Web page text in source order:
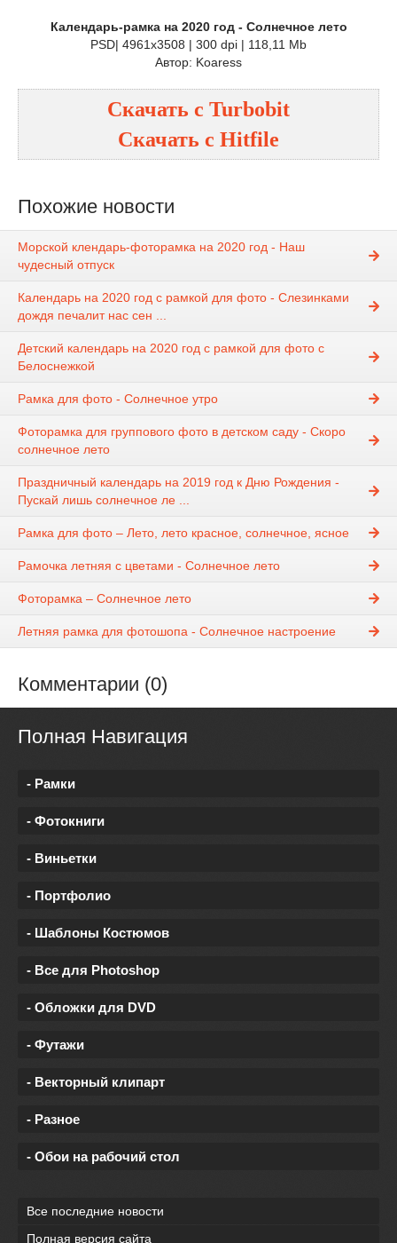
Календарь-рамка на 2020 год - Солнечное лето
PSD| 4961x3508 | 300 dpi | 118,11 Mb
Автор: Koaress
Скачать с Turbobit
Скачать с Hitfile
Похожие новости
Морской клендарь-фоторамка на 2020 год - Наш
чудесный отпуск
Календарь на 2020 год с рамкой для фото - Слезинками
дождя печалит нас сен ...
Детский календарь на 2020 год с рамкой для фото с
Белоснежкой
Рамка для фото - Солнечное утро
Фоторамка для группового фото в детском саду - Скоро
солнечное лето
Праздничный календарь на 2019 год к Дню Рождения -
Пускай лишь солнечное ле ...
Рамка для фото – Лето, лето красное, солнечное, ясное
Рамочка летняя с цветами - Солнечное лето
Фоторамка – Солнечное лето
Летняя рамка для фотошопа - Солнечное настроение
Комментарии (0)
Полная Навигация
- Рамки
- Фотокниги
- Виньетки
- Портфолио
- Шаблоны Костюмов
- Все для Photoshop
- Обложки для DVD
- Футажи
- Векторный клипарт
- Разное
- Обои на рабочий стол
Все последние новости
Полная версия сайта